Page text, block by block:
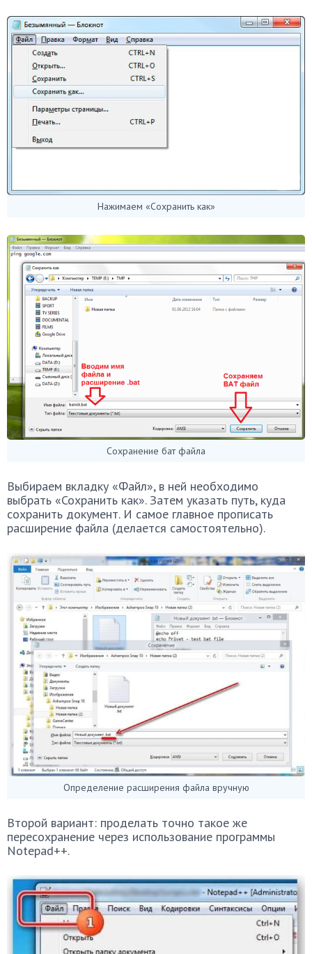
Нажимаем «Сохранить как»
Сохранение бат файла
Выбираем вкладку «Файл», в ней необходимо
выбрать «Сохранить как». Затем указать путь, куда
сохранить документ. И самое главное прописать
расширение файла (делается самостоятельно).
Определение расширения файла вручную
Второй вариант: проделать точно такое же
пересохранение через использование программы
Notepad++.